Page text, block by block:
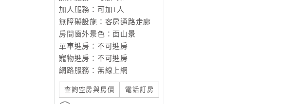
加人服務：可加1人
無障礙設施：客房通路走廊
房間窗外景色：面山景
單車進房：不可進房
寵物進房：不可進房
網路服務：無線上網
查詢空房與房價 電話訂房